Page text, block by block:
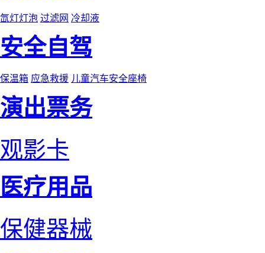
氙灯灯泡 过滤网 冷却液
安全自驾
保温箱 应急救援 儿童汽车安全座椅
演出票务
观影卡
医疗用品
保健器械